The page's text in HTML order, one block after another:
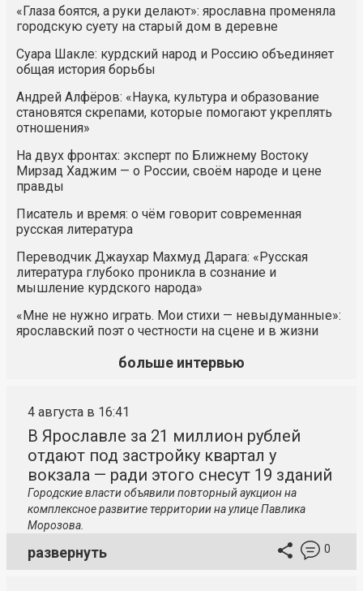
«Глаза боятся, а руки делают»: ярославна променяла
городскую суету на старый дом в деревне
Суара Шакле: курдский народ и Россию объединяет
общая история борьбы
Андрей Алфёров: «Наука, культура и образование
становятся скрепами, которые помогают укреплять
отношения»
На двух фронтах: эксперт по Ближнему Востоку
Мирзад Хаджим — о России, своём народе и цене
правды
Писатель и время: о чём говорит современная
русская литература
Переводчик Джаухар Махмуд Дарага: «Русская
литература глубоко проникла в сознание и
мышление курдского народа»
«Мне не нужно играть. Мои стихи — невыдуманные»:
ярославский поэт о честности на сцене и в жизни
больше интервью
4 августа в 16:41
В Ярославле за 21 миллион рублей
отдают под застройку квартал у
вокзала — ради этого снесут 19 зданий
Городские власти объявили повторный аукцион на
комплексное развитие территории на улице Павлика
Морозова.
развернуть 0